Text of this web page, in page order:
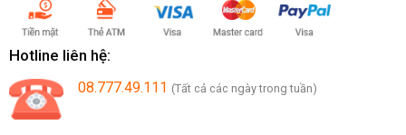
Hotline liên hệ:
08.777.49.111 (Tất cả các ngày trong tuần)